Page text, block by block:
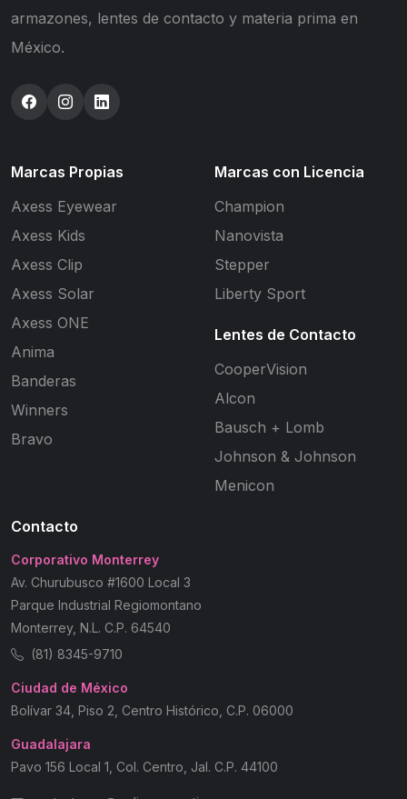
armazones, lentes de contacto y materia prima en
México.
Marcas Propias
Axess Eyewear
Axess Kids
Axess Clip
Axess Solar
Axess ONE
Anima
Banderas
Winners
Bravo
Marcas con Licencia
Champion
Nanovista
Stepper
Liberty Sport
Lentes de Contacto
CooperVision
Alcon
Bausch + Lomb
Johnson & Johnson
Menicon
Contacto
Corporativo Monterrey
Av. Churubusco #1600 Local 3
Parque Industrial Regiomontano
Monterrey, N.L. C.P. 64540
(81) 8345-9710
Ciudad de México
Bolívar 34, Piso 2, Centro Histórico, C.P. 06000
Guadalajara
Pavo 156 Local 1, Col. Centro, Jal. C.P. 44100